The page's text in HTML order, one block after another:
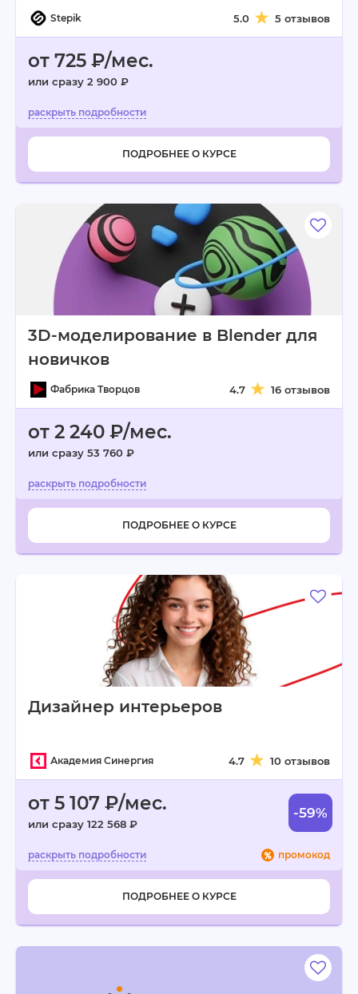
Stepik 5.0 5 отзывов
от 725 ₽/мес.
или сразу 2 900 ₽
ПОДРОБНЕЕ О КУРСЕ
3D-моделирование в Blender для
новичков
Фабрика Творцов 4.7 16 отзывов
от 2 240 ₽/мес.
или сразу 53 760 ₽
ПОДРОБНЕЕ О КУРСЕ
Дизайнер интерьеров
Академия Синергия 4.7 10 отзывов
от 5 107 ₽/мес.
или сразу 122 568 ₽
-59%
промокод
ПОДРОБНЕЕ О КУРСЕ